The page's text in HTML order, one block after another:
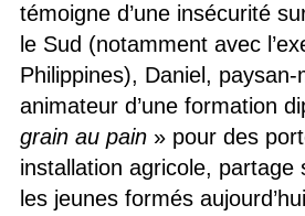
témoigne d’une insécurité
le Sud (notamment avec
Philippines), Daniel, paysan-
animateur d’une formation
grain au pain» pour des
installation agricole, partage
les jeunes formés